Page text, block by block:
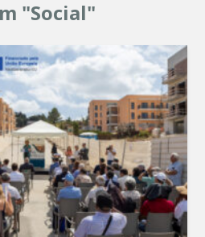
"Social"